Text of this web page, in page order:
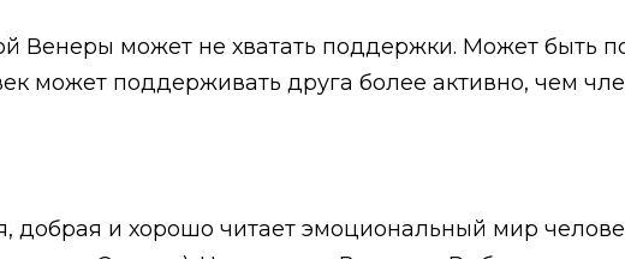
Венеры может не хватать поддержки. Может быть
может поддерживать друга более активно, чем
добрая и хорошо читает эмоциональный мир